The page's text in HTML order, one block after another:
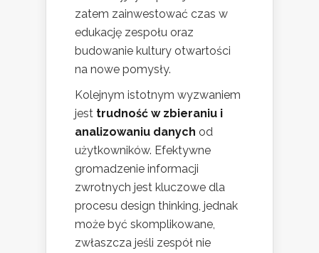
zatem zainwestować czas w
edukację zespołu oraz
budowanie kultury otwartości
na nowe pomysły.
Kolejnym istotnym wyzwaniem
jest trudność w zbieraniu i
analizowaniu danych od
użytkowników. Efektywne
gromadzenie informacji
zwrotnych jest kluczowe dla
procesu design thinking, jednak
może być skomplikowane,
zwłaszcza jeśli zespół nie